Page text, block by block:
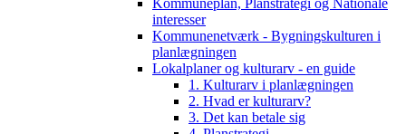
Kommuneplan, Planstrategi og Nationale
interesser
Kommunenetværk - Bygningskulturen i
planlægningen
Lokalplaner og kulturarv - en guide
1. Kulturarv i planlægningen
2. Hvad er kulturarv?
3. Det kan betale sig